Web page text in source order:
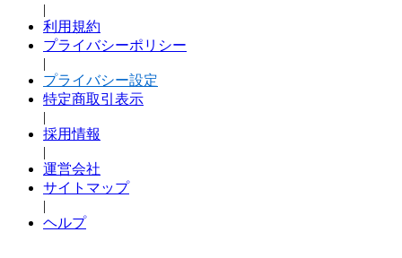
|
利用規約
プライバシーポリシー
|
プライバシー設定
特定商取引表示
|
採用情報
|
運営会社
サイトマップ
|
ヘルプ